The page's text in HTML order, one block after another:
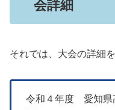
会詳細
それでは、大会の詳細
令和４年度 愛知県